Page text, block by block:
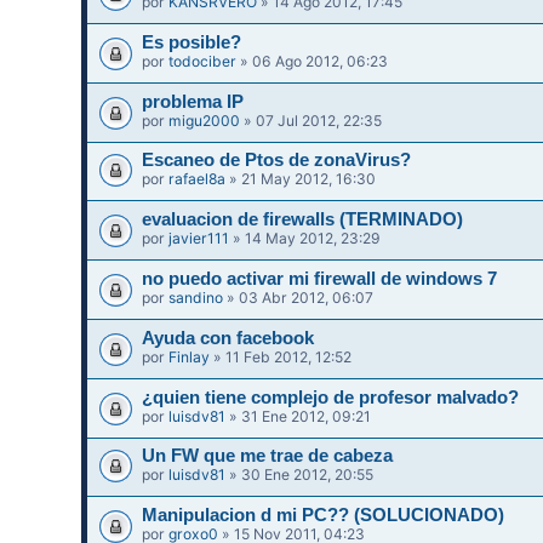
Es posible?
portodociber » 06 Ago 2012, 06:23
problema IP
por migu2000 » 07 Jul 2012, 22:35
Escaneo de Ptos de zonaVirus?
por rafael8a » 21 May 2012, 16:30
evaluacion de firewalls (TERMINADO)
porjavier111 » 14 May 2012, 23:29
no puedo activar mi firewall de windows 7
porsandino » 03 Abr 2012, 06:07
Ayuda con facebook
por Finlay » 11 Feb 2012, 12:52
¿quien tiene complejo de profesor malvado?
por luisdv81 » 31 Ene 2012, 09:21
Un FW que me trae de cabeza
por luisdv81 » 30 Ene 2012, 20:55
Manipulacion d mi PC?? (SOLUCIONADO)
porgroxo0 » 15 Nov 2011, 04:23